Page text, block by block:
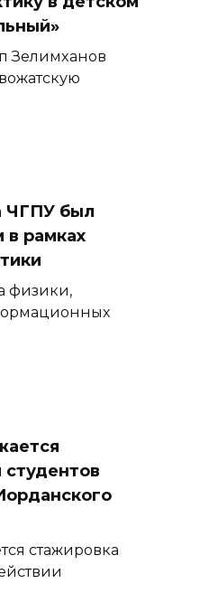
Зелимханов
ЧГПУ был
в рамках
физики,
стажировка